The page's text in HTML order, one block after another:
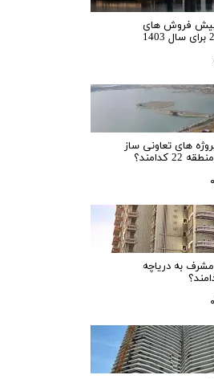
فروش های
های تعاونی ساز
به دریاچه